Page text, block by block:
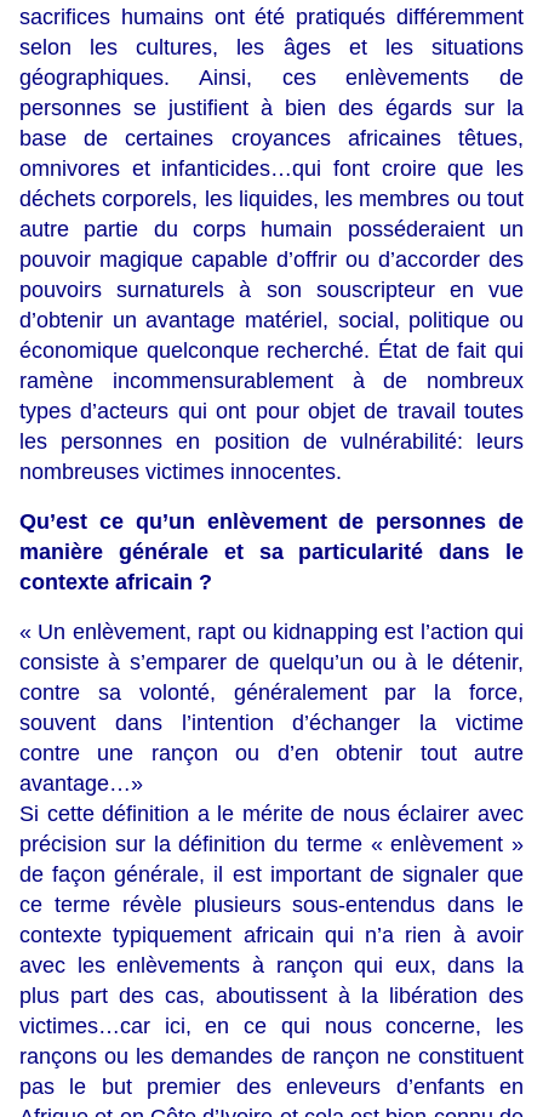
sacrifices humains ont été pratiqués différemment
selon les cultures, les âges et les situations
géographiques. Ainsi, ces enlèvements de
personnes se justifient à bien des égards sur la
base de certaines croyances africaines têtues,
omnivores et infanticides…qui font croire que les
déchets corporels, les liquides, les membres ou tout
autre partie du corps humain posséderaient un
pouvoir magique capable d’offrir ou d’accorder des
pouvoirs surnaturels à son souscripteur en vue
d’obtenir un avantage matériel, social, politique ou
économique quelconque recherché. État de fait qui
ramène incommensurablement à de nombreux
types d’acteurs qui ont pour objet de travail toutes
les personnes en position de vulnérabilité: leurs
nombreuses victimes innocentes.
Qu’est ce qu’un enlèvement de personnes de
manière générale et sa particularité dans le
contexte africain ?
« Un enlèvement, rapt ou kidnapping est l’action qui
consiste à s’emparer de quelqu’un ou à le détenir,
contre sa volonté, généralement par la force,
souvent dans l’intention d’échanger la victime
contre une rançon ou d’en obtenir tout autre
avantage…»
Si cette définition a le mérite de nous éclairer avec
précision sur la définition du terme « enlèvement »
de façon générale, il est important de signaler que
ce terme révèle plusieurs sous-entendus dans le
contexte typiquement africain qui n’a rien à avoir
avec les enlèvements à rançon qui eux, dans la
plus part des cas, aboutissent à la libération des
victimes…car ici, en ce qui nous concerne, les
rançons ou les demandes de rançon ne constituent
pas le but premier des enleveurs d’enfants en